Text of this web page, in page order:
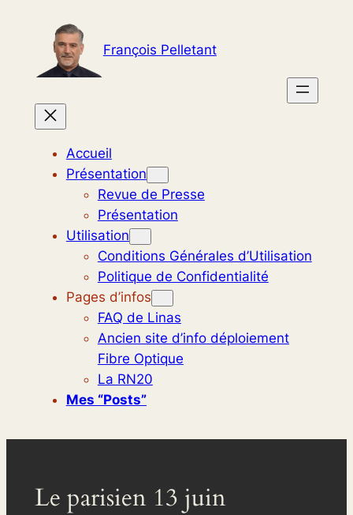
contenu
François Pelletant
Accueil
Présentation
Revue de Presse
Présentation
Utilisation
Conditions Générales d’Utilisation
Politique de Confidentialité
Pages d’infos
FAQ de Linas
Ancien site d’info déploiement
Fibre Optique
La RN20
Mes “posts”
Le parisien 13 juin